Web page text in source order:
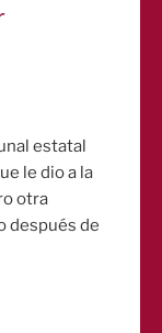
estatal
le dio a la
otra
después de